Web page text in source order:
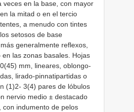
veces en la base, con mayor
la mitad o en el tercio
a menudo con tintes
setosos de base
generalmente reflexos,
las zonas basales. Hojas
mm, lineares, oblongo-
lirado-pinnatipartidas o
(1)2- 3(4) pares de lóbulos
nervio medio ± destacado
con indumento de pelos